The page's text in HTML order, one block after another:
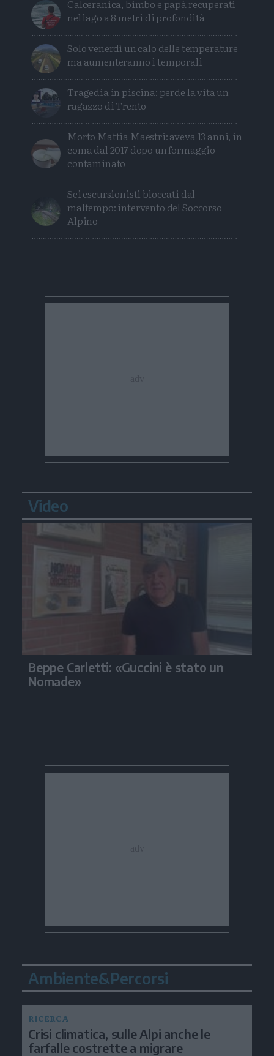
Calceranica, bimbo e papà recuperati
nel lago a 8 metri di profondità
Solo venerdì un calo delle temperature
ma aumenteranno i temporali
Tragedia in piscina: perde la vita un
ragazzo di Trento
Morto Mattia Maestri: aveva 13 anni, in
coma dal 2017 dopo un formaggio
contaminato
Sei escursionisti bloccati dal
maltempo: intervento del Soccorso
Alpino
Video
Beppe Carletti: «Guccini è stato un
Nomade»
Ambiente&Percorsi
RICERCA
Crisi climatica, sulle Alpi anche le
farfalle costrette a migrare